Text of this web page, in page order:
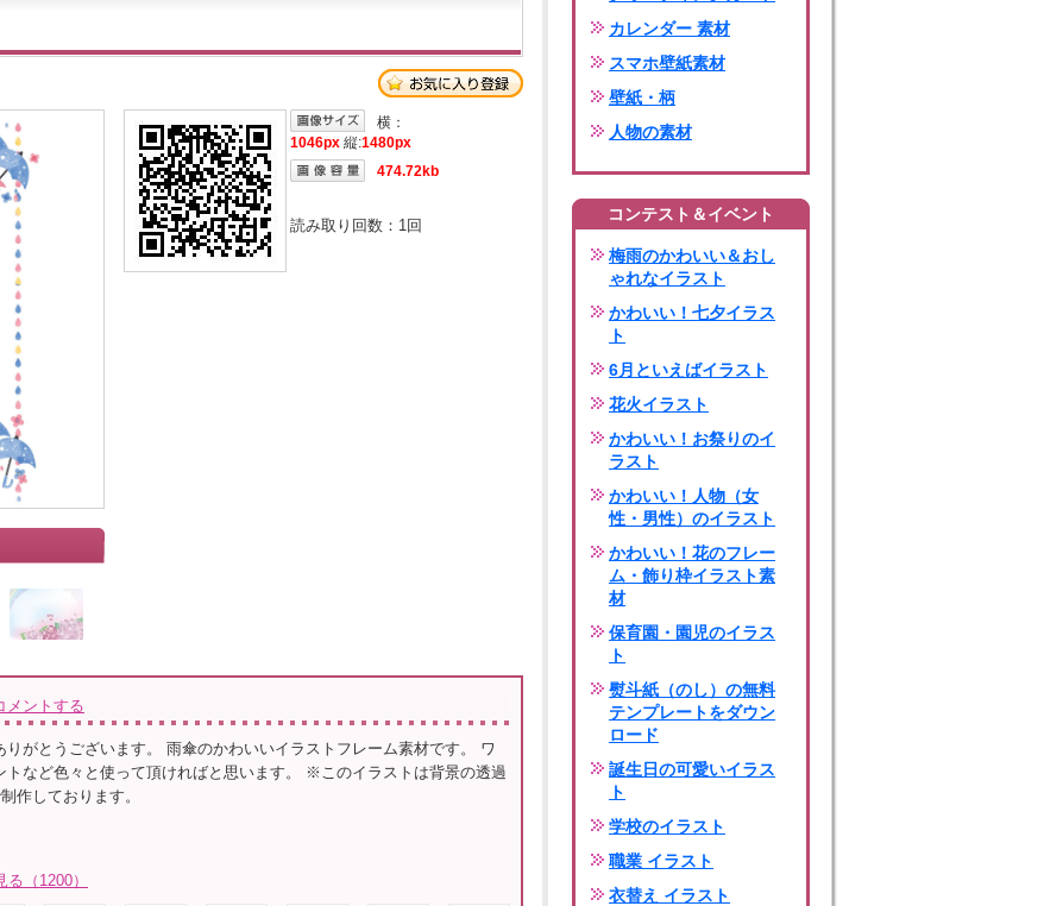
横：
1046px 縦:1480px
474.72kb
読み取り回数： 1回
メントする
りがとうございます。 雨傘のかわいいイラストフレーム素材です。 ワ
トなど色々と使って頂ければと思います。 ※このイラストは背景の透過
作しております。
（1200）
カレンダー 素材
スマホ壁紙素材
壁紙・柄
人物の素材
コンテスト＆イベント
梅雨のかわいい＆おし
ゃれなイラスト
かわいい！七夕イラス
ト
6月といえばイラスト
花火イラスト
かわいい！お祭りのイ
ラスト
かわいい！人物（女
性・男性）のイラスト
かわいい！花のフレー
ム・飾り枠イラスト素
材
保育園・園児のイラス
ト
熨斗紙（のし）の無料
テンプレートをダウン
ロード
誕生日の可愛いイラス
ト
学校のイラスト
職業 イラスト
衣替え イラスト